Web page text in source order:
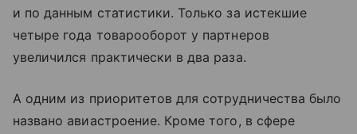
и по данным статистики. Только за истекшие
четыре года товарооборот у партнеров
увеличился практически в два раза.
А одним из приоритетов для сотрудничества было
названо авиастроение. Кроме того, в сфере